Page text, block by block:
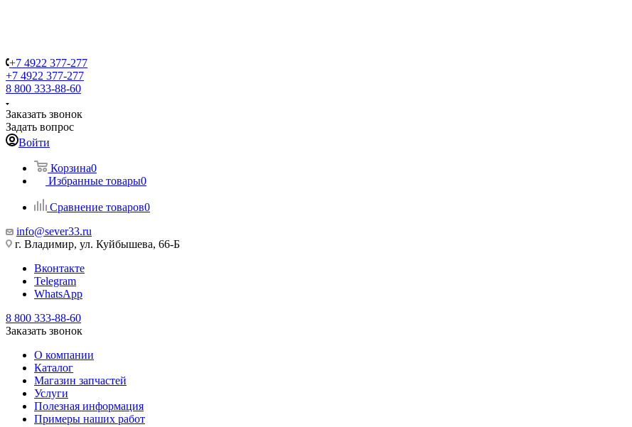
+7 4922 377-277
+7 4922 377-277
8 800 333-88-60
Заказать звонок
Задать вопрос
Войти
Корзина0
Избранные товары0
Сравнение товаров0
info@sever33.ru
г. Владимир, ул. Куйбышева, 66-Б
Вконтакте
Telegram
WhatsApp
8 800 333-88-60
Заказать звонок
О компании
Каталог
Магазин запчастей
Услуги
Полезная информация
Примеры наших работ